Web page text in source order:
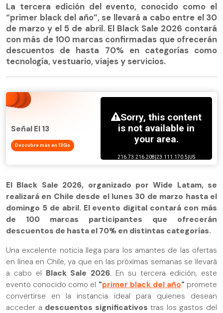
La tercera edición del evento, conocido como el
“primer black del año”, se llevará a cabo entre el 30
de marzo y el 5 de abril. El Black Sale 2026 contará
con más de 100 marcas confirmadas que ofrecerán
descuentos de hasta 70% en categorías como
tecnología, vestuario, viajes y servicios.
Señal El 13
Descubre más en 13Go
El Black Sale 2026, organizado por Wide Latam, se
realizará en Chile desde el lunes 30 de marzo hasta el
domingo 5 de abril. El evento digital contará con más
de 100 marcas participantes que ofrecerán
descuentos de hasta el 70% en distintas categorías.
Una excelente noticia llega para los amantes de las ofertas
en línea en Chile, ya que en las próximas semanas se llevará
a cabo el Black Sale 2026. En su tercera edición, este
evento conocido como el "primer black del año" promete
convertirse en la instancia ideal para quienes desean
acceder a descuentos significativos tras los gastos del